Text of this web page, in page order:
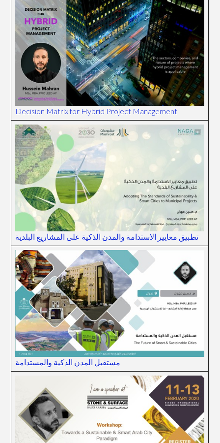
Decision Matrix for Hybrid Project Management
تطبيق معايير الاستدامة والمدن الذكية على المشاريع البلدية
مستقبل المدن الذكية والمستدامة